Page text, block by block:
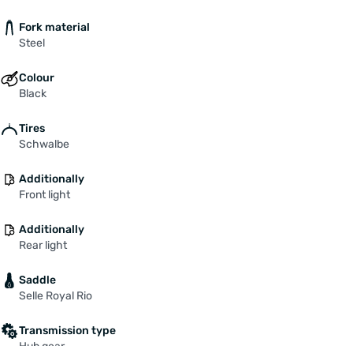
Fork material
Steel
Colour
Black
Tires
Schwalbe
Additionally
Front light
Additionally
Rear light
Saddle
Selle Royal Rio
Transmission type